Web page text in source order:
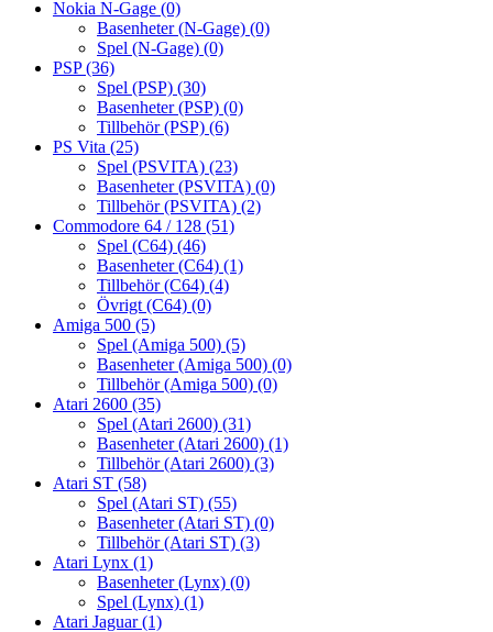
Nokia N-Gage (0)
Basenheter (N-Gage) (0)
Spel (N-Gage) (0)
PSP(36)
Spel (PSP) (30)
Basenheter (PSP) (0)
Tillbehör (PSP) (6)
PS Vita (25)
Spel (PSVITA) (23)
Basenheter (PSVITA) (0)
Tillbehör (PSVITA) (2)
Commodore 64 / 128 (51)
Spel (C64) (46)
Basenheter (C64) (1)
Tillbehör (C64) (4)
Övrigt (C64) (0)
Amiga 500 (5)
Spel (Amiga 500) (5)
Basenheter (Amiga 500) (0)
Tillbehör (Amiga 500) (0)
Atari 2600 (35)
Spel (Atari 2600) (31)
Basenheter (Atari 2600) (1)
Tillbehör (Atari 2600) (3)
Atari ST (58)
Spel (Atari ST) (55)
Basenheter (Atari ST) (0)
Tillbehör (Atari ST) (3)
Atari Lynx (1)
Basenheter (Lynx) (0)
Spel (Lynx) (1)
Atari Jaguar(1)